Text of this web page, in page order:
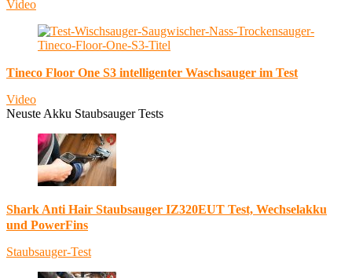
Video
Tineco Floor One S3 intelligenter Waschsauger im Test
Video
Neuste Akku Staubsauger Tests
Shark Anti Hair Staubsauger IZ320EUT Test, Wechselakku
und PowerFins
Staubsauger-Test